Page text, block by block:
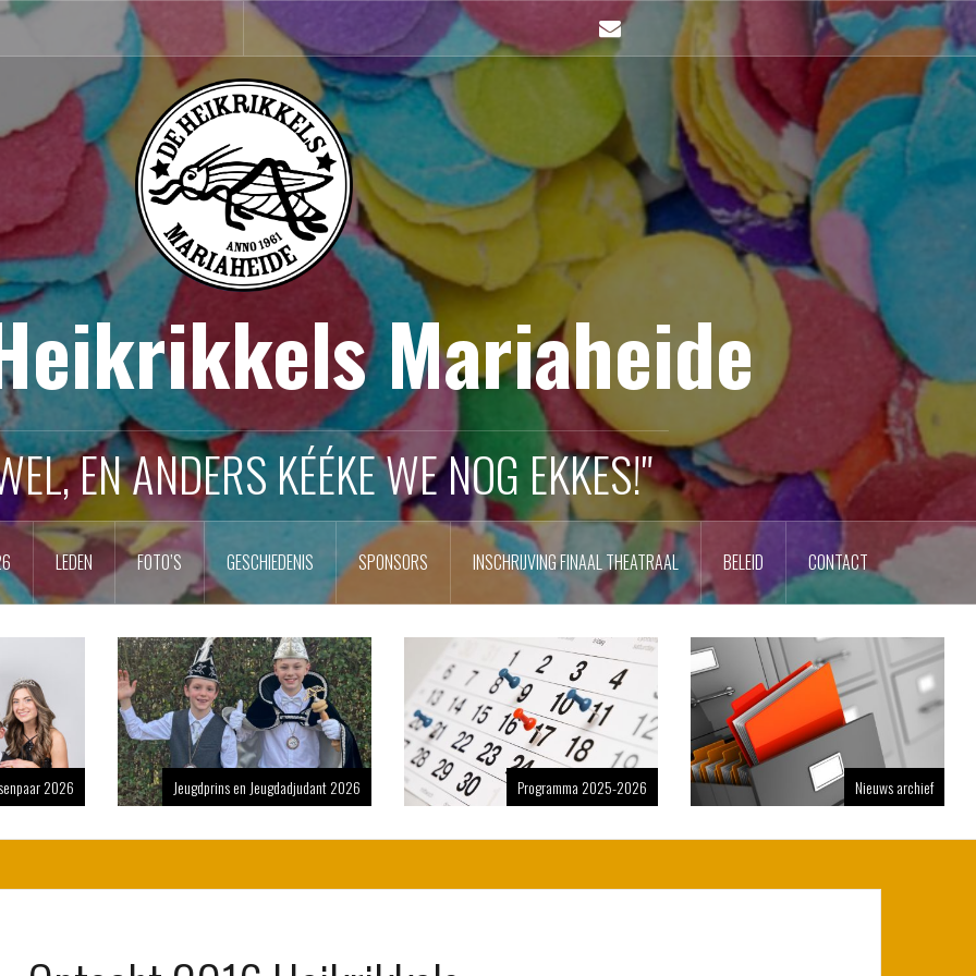
mailto
Mariaheide
EN ANDERS KÉÉKE WE NOG EKKES!"
LEDEN FOTO’S GESCHIEDENIS SPONSORS INSCHRIJVING FINAAL THEATRAAL BELEID CONTACT
2026 Jeugdprins en Jeugdadjudant 2026 Programma 2025-2026 Nieuws archief